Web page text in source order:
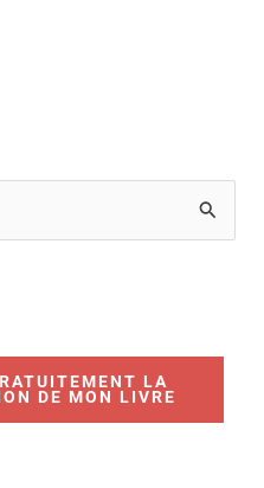
LA
DE MON LIVRE